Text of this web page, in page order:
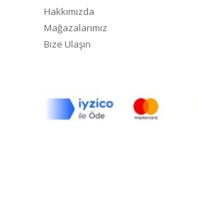
Hakkımızda
Mağazalarımız
Bize Ulaşın